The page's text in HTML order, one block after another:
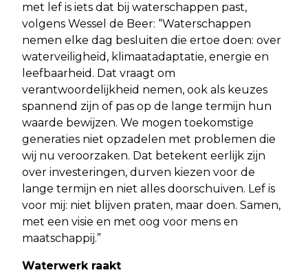
met lef is iets dat bij waterschappen past,
volgens Wessel de Beer: “Waterschappen
nemen elke dag besluiten die ertoe doen: over
waterveiligheid, klimaatadaptatie, energie en
leefbaarheid. Dat vraagt om
verantwoordelijkheid nemen, ook als keuzes
spannend zijn of pas op de lange termijn hun
waarde bewijzen. We mogen toekomstige
generaties niet opzadelen met problemen die
wij nu veroorzaken. Dat betekent eerlijk zijn
over investeringen, durven kiezen voor de
lange termijn en niet alles doorschuiven. Lef is
voor mij: niet blijven praten, maar doen. Samen,
met een visie en met oog voor mens en
maatschappij.”
Waterwerk raakt